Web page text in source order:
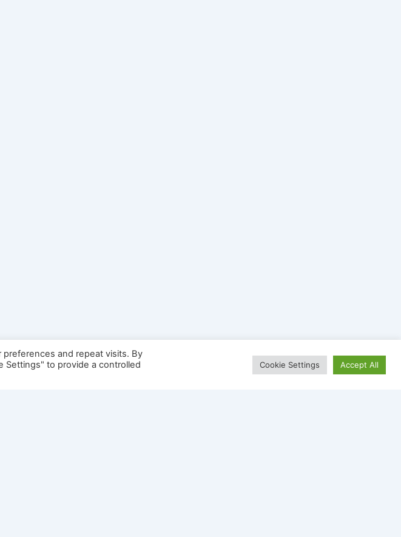
and repeat visits. By
Settings" to provide a controlled
Cookie Settings Accept All